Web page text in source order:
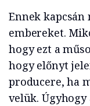
Ennek kapcsán
embereket.
hogy ezt a
hogy előnyt
producere, ha
velük.